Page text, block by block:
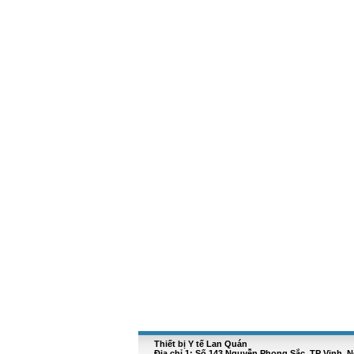
Thiết bị Y tế Lan Quán